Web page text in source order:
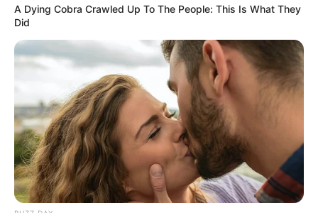
Analyse des chances de la Base Pronodans lePRIX DE LA
Analyse de la Base PMU du Quinté du jour
2 – LOVE IS GOLD
Love Is Gold s’impose comme l’un des favoris pour cette
course. Déjà vainqueur d’un quinté sur la PSF de Deauville
en début d’année, il confirme sa forme en décrochant une
2e place malgré une surcharge au poids. Il a récemment
terminé 3e à Châteaubriant, prouvant qu’il reste compétitif
à ce niveau. Ce cheval a montré une certaine constance sur
A Dying Cobra Crawled Up To The People: This Is What They
Did